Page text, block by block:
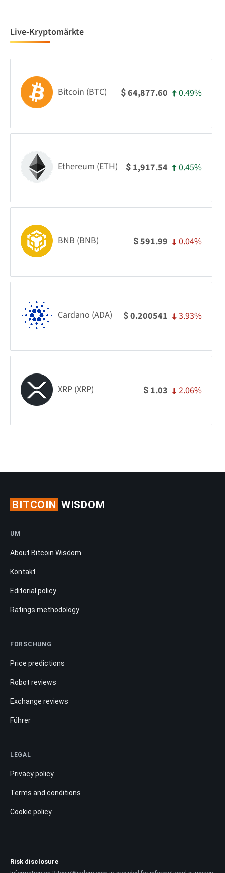
Live-Kryptomärkte
Bitcoin (BTC) $64,877.60 0.49%
Ethereum (ETH) $ 1,917.54 0.45%
BNB (BNB) $591.99 0.04%
Cardano (ADA) $0.200541 3.93%
XRP (XRP) $ 1.03 2.06%
BITCOIN WISDOM
UM
About Bitcoin Wisdom
Kontakt
Editorial policy
Ratings methodology
FORSCHUNG
Price predictions
Robot reviews
Exchange reviews
Führer
LEGAL
Privacy policy
Terms and conditions
Cookie policy
Risk disclosure